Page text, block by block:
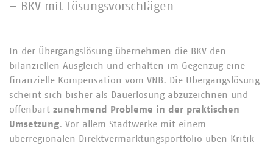
– BKV mit Lösungsvorschlägen
In der Übergangslösung übernehmen die BKV den
bilanziellen Ausgleich und erhalten im Gegenzug eine
finanzielle Kompensation vom VNB. Die Übergangslösung
scheint sich bisher als Dauerlösung abzuzeichnen und
offenbart zunehmend Probleme in der praktischen
Umsetzung. Vor allem Stadtwerke mit einem
überregionalen Direktvermarktungsportfolio üben Kritik